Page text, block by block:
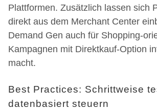
Plattformen. Zusätzlich lassen sich
direkt aus dem Merchant Center
Demand Gen auch für Shopping-
Kampagnen mit Direktkauf-Option
macht.
Best Practices: Schrittweise
datenbasiert steuern